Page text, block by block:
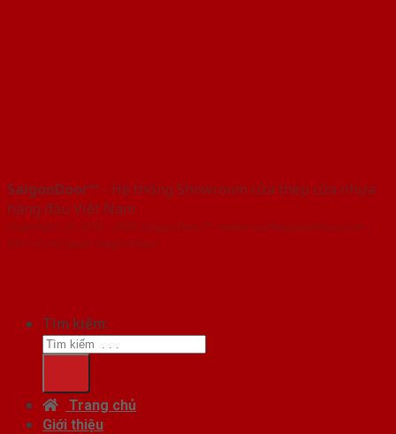
SaigonDoor™ - Hệ thống Showroom cửa thép cửa nhựa
hàng đầu Việt Nam
Copyright ⓒ 2016 – 2026 SaigonDoor™ - www.cuathepcuanhua.com |
Đơn vị chủ quản SaigonDoor
Tìm kiếm:
Trang chủ
Giới thiệu